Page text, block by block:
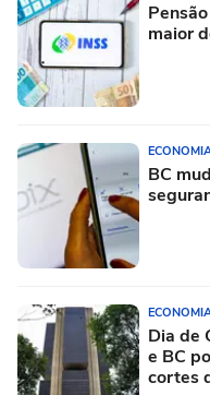
maior
BC
Dia de
e BC
cortes